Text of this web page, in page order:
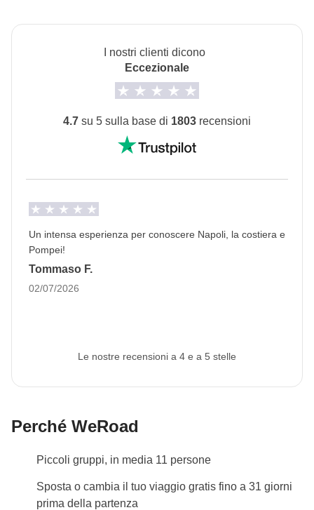
condizioni; WeRoad non interviene nella gestione né
Info sulle camere private
I nostri clienti dicono
Eccezionale
4.7 su 5 sulla base di 1803 recensioni
Un intensa esperienza per conoscere Napoli, la costiera e
Pompei!
Tommaso F.
02/07/2026
Le nostre recensioni a 4 e a 5 stelle
Perché WeRoad
Piccoli gruppi, in media 11 persone
Sposta o cambia il tuo viaggio gratis fino a 31 giorni
prima della partenza